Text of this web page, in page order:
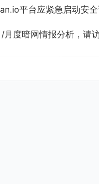
平台应紧急启动安全
月度暗网情报分析，请